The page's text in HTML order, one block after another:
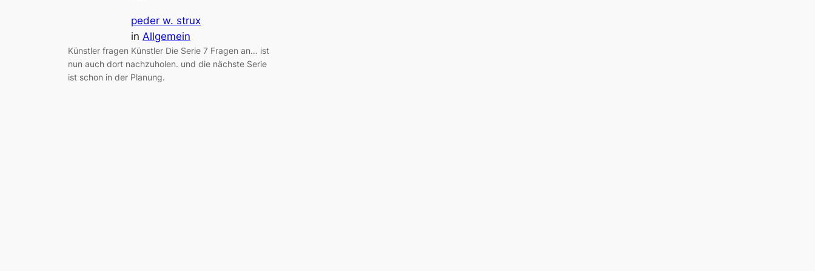
peder w. strux
in Allgemein
Künstler fragen Künstler Die Serie 7 Fragen an… ist
nun auch dort nachzuholen. und die nächste Serie
ist schon in der Planung.